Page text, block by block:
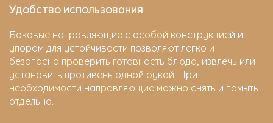
Удобство использования
Боковые направляющие с особой конструкцией и
упором для устойчивости позволяют легко и
безопасно проверить готовность блюда, извлечь или
установить противень одной рукой. При
необходимости направляющие можно снять и помыть
отдельно.